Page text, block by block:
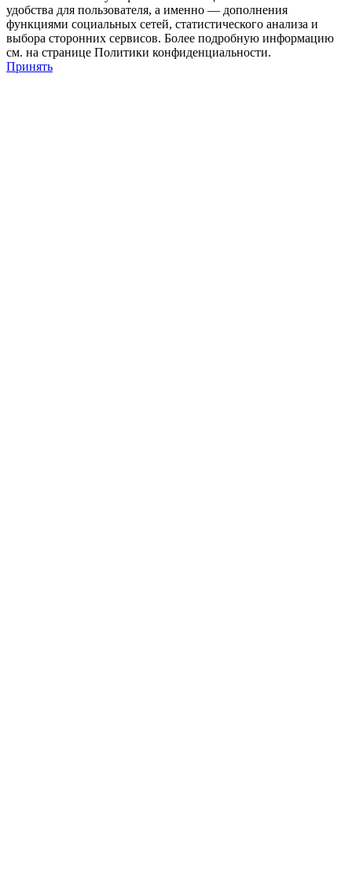
удобства для пользователя, а именно — дополнения
функциями социальных сетей, статистического анализа и
выбора сторонних сервисов. Более подробную информацию
см. на странице Политики конфиденциальности.
Принять